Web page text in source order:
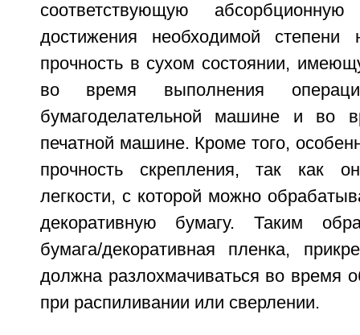
соответствующую
достижения необходимой степени
прочность в сухом состоянии,
во время выполнения
бумагоделательной машине и во
печатной машине. Кроме того,
прочность скрепления, так как
легкости, с которой можно
декоративную бумагу. Таким
бумага/декоративная пленка,
должна разлохмачиваться во время
при распиливании или сверлении.